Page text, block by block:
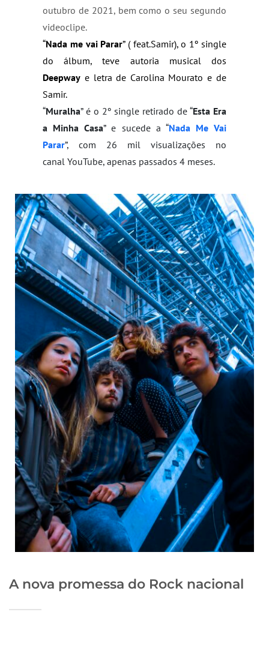
outubro de 2021, bem como o seu segundo
videoclipe.
“Nada me vai Parar” ( feat.Samir), o 1º single
Deepway e letra de Carolina Mourato e de
Samir.
“Muralha” é o 2º single retirado de “Esta Era
a Minha Casa” e sucede a “Nada Me Vai
Parar”, com 26 mil visualizações no
canal YouTube, apenas passados 4 meses.
A nova promessa do Rock nacional